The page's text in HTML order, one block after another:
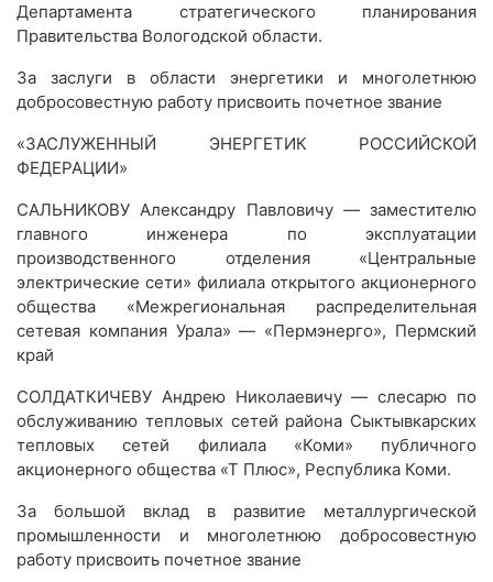
Департамента стратегического планирования
Правительства Вологодской области.
За заслуги в области энергетики и многолетнюю
добросовестную работу присвоить почетное звание
«ЗАСЛУЖЕННЫЙ ЭНЕРГЕТИК РОССИЙСКОЙ
ФЕДЕРАЦИИ»
САЛЬНИКОВУ Александру Павловичу — заместителю
главного инженера по эксплуатации
производственного отделения «Центральные
электрические сети» филиала открытого акционерного
общества «Межрегиональная распределительная
сетевая компания Урала» — «Пермэнерго», Пермский
край
СОЛДАТКИЧЕВУ Андрею Николаевичу — слесарю по
обслуживанию тепловых сетей района Сыктывкарских
тепловых сетей филиала «Коми» публичного
акционерного общества «Т Плюс», Республика Коми.
За большой вклад в развитие металлургической
промышленности и многолетнюю добросовестную
работу присвоить почетное звание